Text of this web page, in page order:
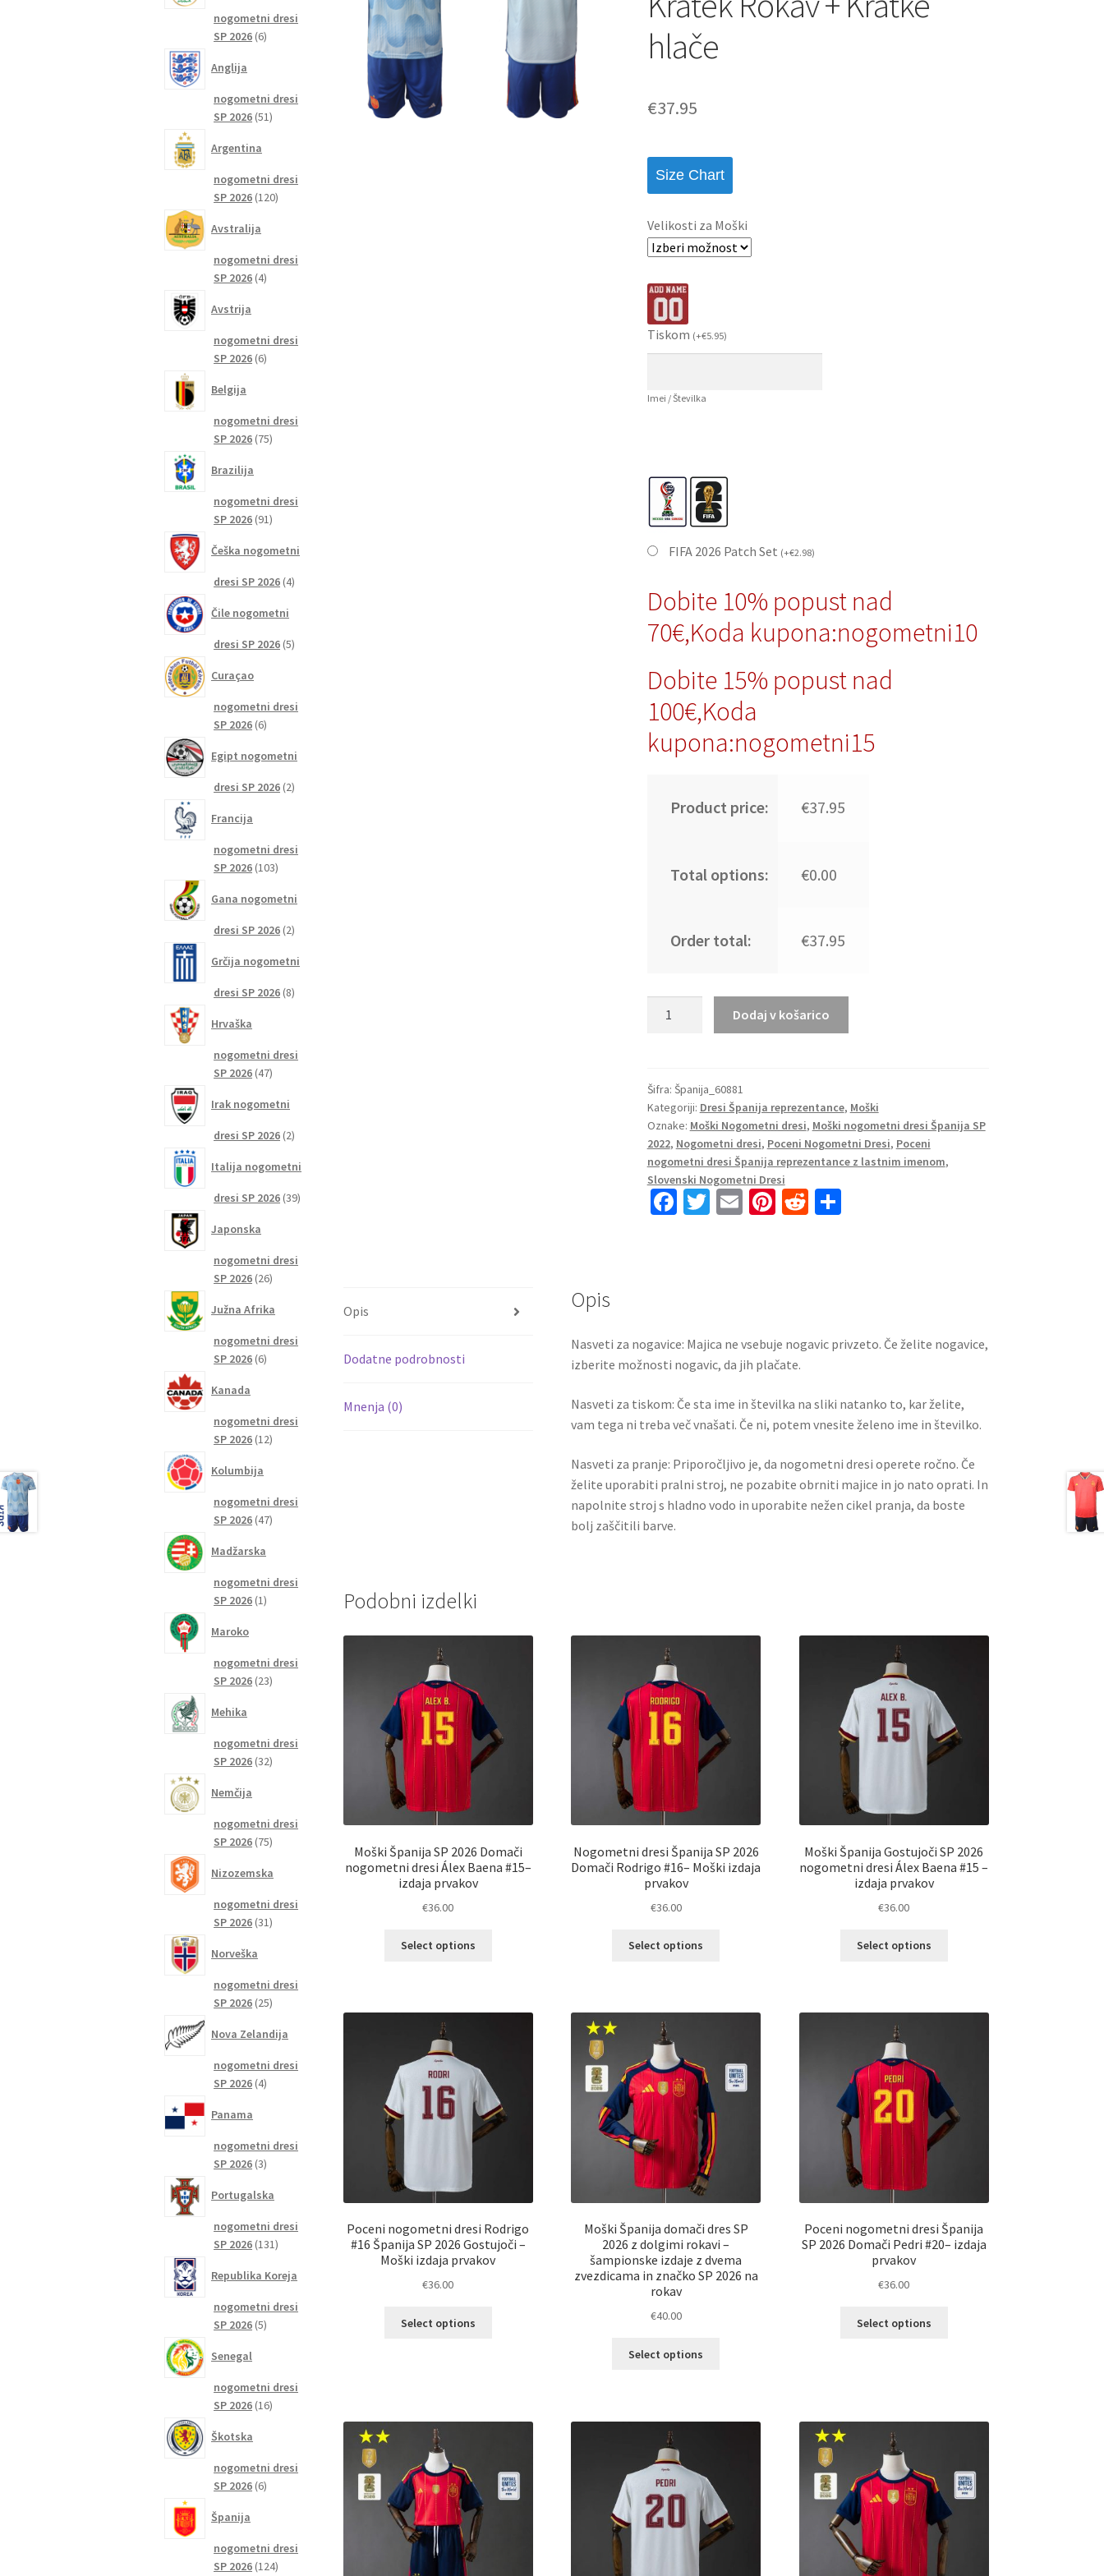
hlače
€37.95
Size Chart
Velikosti za Moški
Tiskom (+€5.95)
Imei / Številka
FIFA 2026 Patch Set (+€2.98)
Dobite 10% popust nad
70€,Koda kupona:nogometni10
Dobite 15% popust nad
100€,Koda
kupona:nogometni15
Product price: €37.95
Total options: €0.00
Order total: €37.95
Gostujoči
SP
2022
Kratek
Rokav
+
Kratke
Dodaj v košarico
Šifra: Španija_60881
Kategoriji: Dresi Španija reprezentance, Moški
Oznake: Moški Nogometni dresi, Moški nogometni dresi Španija SP
2022, Nogometni dresi, Poceni Nogometni Dresi, Poceni
nogometni dresi Španija reprezentance z lastnim imenom,
Slovenski Nogometni Dresi
Fa
k
T E Pi R S
Opis
Dodatne podrobnosti
Mnenja (0)
Opis
Nasveti za nogavice: Majica ne vsebuje nogavic privzeto. Če želite nogavice,
izberite možnosti nogavic, da jih plačate.
Nasveti za tiskom: Če sta ime in številka na sliki natanko to, kar želite,
vam tega ni treba več vnašati. Če ni, potem vnesite želeno ime in številko.
Nasveti za pranje: Priporočljivo je, da nogometni dresi operete ročno. Če
želite uporabiti pralni stroj, ne pozabite obrniti majice in jo nato oprati. In
napolnite stroj s hladno vodo in uporabite nežen cikel pranja, da boste
bolj zaščitili barve.
Podobni izdelki
Moški Španija SP 2026 Domači
nogometni dresi Álex Baena #15–
izdaja prvakov
€36.00
Select options
različic.
strani
izdelka
Nogometni dresi Španija SP 2026
Domači Rodrigo #16– Moški izdaja
prvakov
€36.00
Select options
različic.
izberete
na
Moški Španija Gostujoči SP 2026
nogometni dresi Álex Baena #15 –
izdaja prvakov
€36.00
Select options
različic.
strani
izdelka
Poceni nogometni dresi Rodrigo
#16 Španija SP 2026 Gostujoči –
Moški izdaja prvakov
€36.00
Select options
lahko
strani
izdelka
Moški Španija domači dres SP
2026 z dolgimi rokavi –
šampionske izdaje z dvema
zvezdicama in značko SP 2026 na
rokav
€40.00
Select options
različic.
strani
izdelka
Poceni nogometni dresi Španija
SP 2026 Domači Pedri #20– izdaja
prvakov
€36.00
Select options
lahko
strani
izdelka
nogometni dresi
SP 2026 66
Anglija
nogometni dresi
SP 2026 5151
Argentina
nogometni dresi
SP 2026 120120
Avstralija
nogometni dresi
SP 2026 44
Avstrija
nogometni dresi
SP 2026 66
Belgija
nogometni dresi
SP 2026 7575
Brazilija
nogometni dresi
SP 2026 9191
Češka nogometni
dresi SP 2026 44
Čile nogometni
dresi SP 2026 55
Curaçao
nogometni dresi
SP 2026 66
Egipt nogometni
dresi SP 2026 22
Francija
nogometni dresi
SP 2026 103103
Gana nogometni
dresi SP 2026 22
Grčija nogometni
dresi SP 2026 88
Hrvaška
nogometni dresi
SP 2026 4747
Irak nogometni
dresi SP 2026 22
Italija nogometni
dresi SP 2026 3939
Japonska
nogometni dresi
SP 2026 2626
Južna Afrika
nogometni dresi
SP 2026 66
Kanada
nogometni dresi
SP 2026 1212
Kolumbija
nogometni dresi
SP 2026 4747
Madžarska
nogometni dresi
SP 2026 11
Maroko
nogometni dresi
SP 2026 2323
Mehika
nogometni dresi
SP 2026 3232
Nemčija
nogometni dresi
SP 2026 7575
Nizozemska
nogometni dresi
SP 2026 3131
Norveška
nogometni dresi
SP 2026 2525
Nova Zelandija
nogometni dresi
SP 2026 44
Panama
nogometni dresi
SP 2026 33
Portugalska
nogometni dresi
SP 2026 131131
Republika Koreja
nogometni dresi
SP 2026 55
Senegal
nogometni dresi
SP 2026 1616
Škotska
nogometni dresi
SP 2026 66
Španija
nogometni dresi
SP 2026 124124